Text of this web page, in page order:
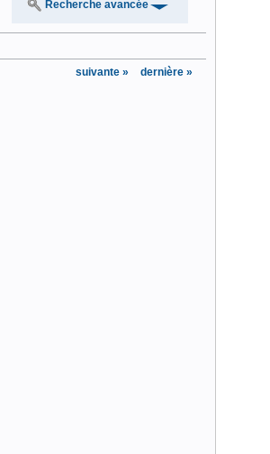
Recherche avancée
suivante » dernière »